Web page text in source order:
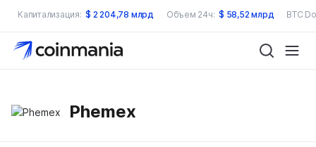
Капитализация: $ 2 204,78 млрд Объем 24ч: $ 58,52 млрд BTC
Phemex